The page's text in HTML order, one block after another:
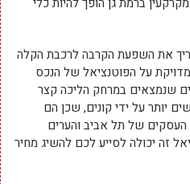
את השפעת הקרבה לרכבת הקלה
על הפוטנציאל של הנכס
שנמצאים במרחק הליכה קצר
יותר על ידי קונים, שכן הם
העסקים של תל אביב והערים
זה יכולה לסייע לכם להשיג מחיר